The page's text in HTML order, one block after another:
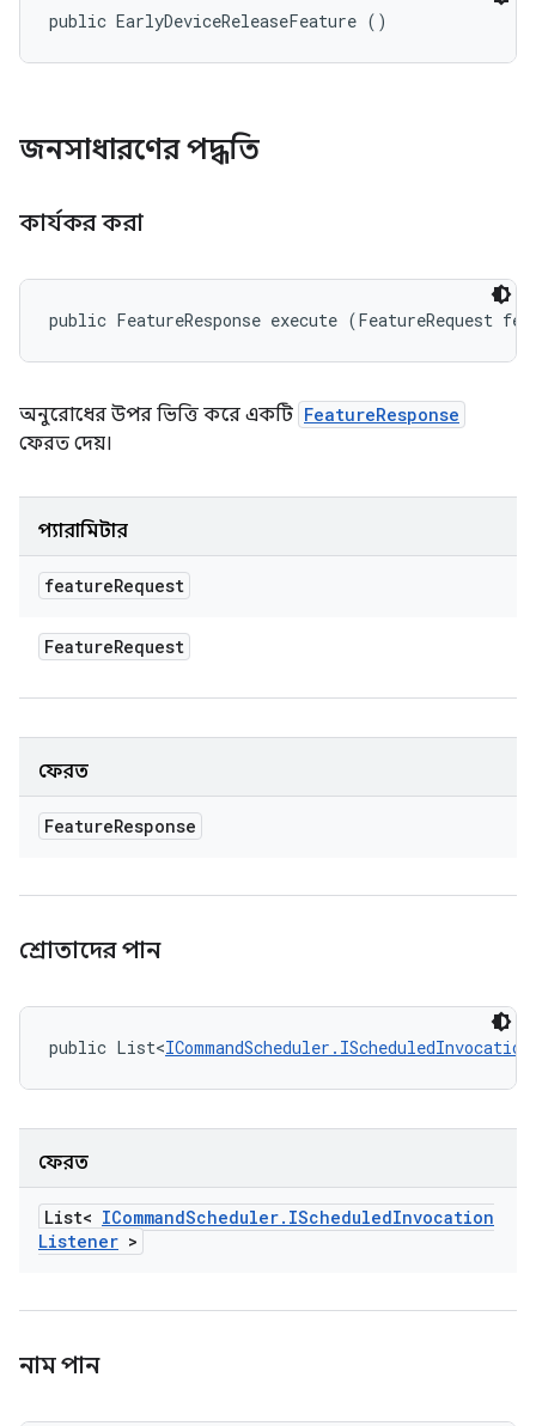
public EarlyDeviceReleaseFeature ()
জনসাধারণের পদ্ধতি
কার্যকর করা
public FeatureResponse execute (FeatureRequest
অনুরোধের উপর ভিত্তি করে একটি FeatureResponse
ফেরত দেয়।
প্যারামিটার
featureRequest
FeatureRequest
ফেরত
FeatureResponse
শ্রোতাদের পান
public List<
ফেরত
List< ICommandScheduler. IScheduledInvocation
Listener >
নাম পান